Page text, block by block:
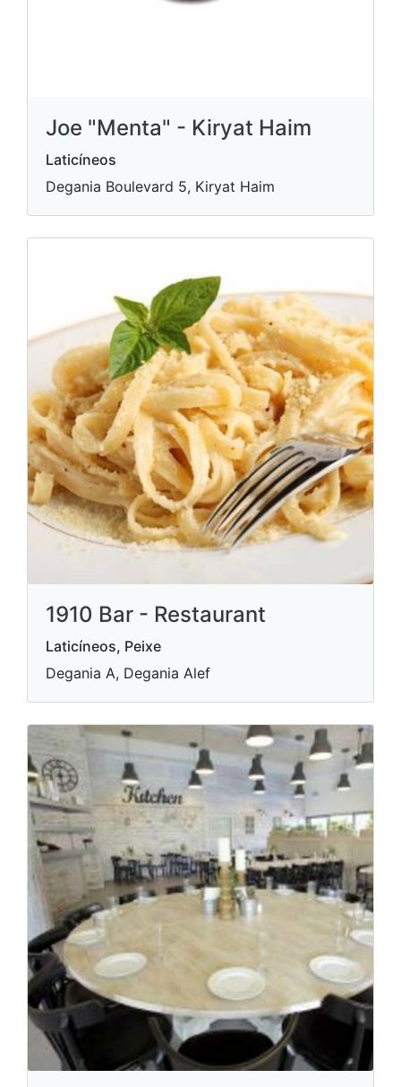
Joe "Menta" - Kiryat Haim
Laticíneos
Degania Boulevard 5, Kiryat Haim
1910 Bar - Restaurant
Laticíneos, Peixe
Degania A, Degania Alef